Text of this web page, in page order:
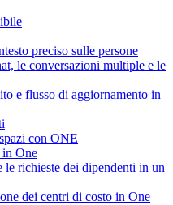
preciso sulle persone
le conversazioni multiple e le
e flusso di aggiornamento in
con ONE
in One
richieste dei dipendenti in un
dei centri di costo in One